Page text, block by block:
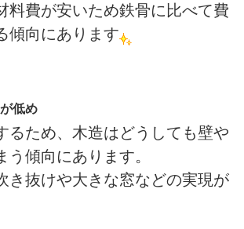
料費が安いため鉄骨に比べて費
傾向にあります
低め
るため、木造はどうしても壁や
う傾向にあります。
き抜けや大きな窓などの実現が